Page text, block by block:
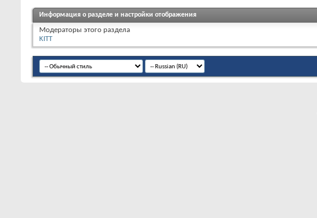
Информация о разделе и настройки отображения
Модераторы этого раздела
KITT